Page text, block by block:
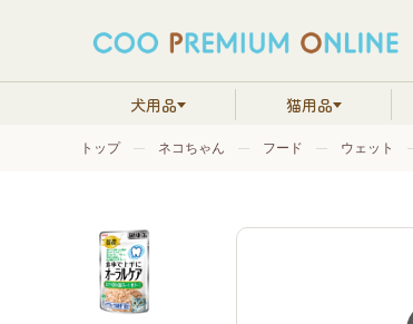
犬用品 猫用品
トップ ネコちゃん フード ウェット